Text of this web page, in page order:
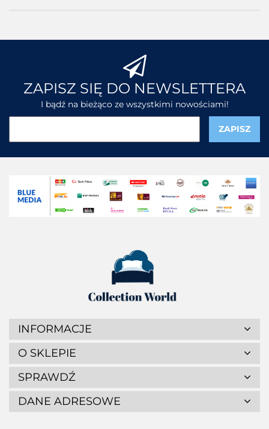
ZAPISZ SIĘ DO NEWSLETTERA
I bądź na bieżąco ze wszystkimi nowościami!
INFORMACJE
O SKLEPIE
SPRAWDŹ
DANE ADRESOWE